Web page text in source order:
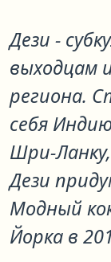
Дези -
выходцам
региона.
себя
Шри-
Дези
Модный
Йорка в